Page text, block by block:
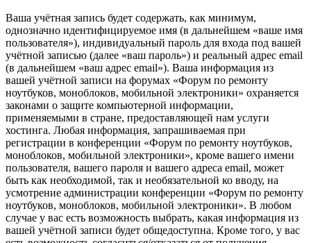
Ваша учётная запись будет содержать, как минимум,
однозначно идентифицируемое имя (в дальнейшем «ваше имя
пользователя»), индивидуальный пароль для входа под вашей
учётной записью (далее «ваш пароль») и реальный адрес email
(в дальнейшем «ваш адрес email»). Ваша информация из
вашей учётной записи на форумах «Форум по ремонту
ноутбуков, моноблоков, мобильной электроники» охраняется
законами о защите компьютерной информации,
применяемыми в стране, предоставляющей нам услуги
хостинга. Любая информация, запрашиваемая при
регистрации в конференции «Форум по ремонту ноутбуков,
моноблоков, мобильной электроники», кроме вашего имени
пользователя, вашего пароля и вашего адреса email, может
быть как необходимой, так и необязательной ко вводу, на
усмотрение администрации конференции «Форум по ремонту
ноутбуков, моноблоков, мобильной электроники». В любом
случае у вас есть возможность выбрать, какая информация из
вашей учётной записи будет общедоступна. Кроме того, у вас